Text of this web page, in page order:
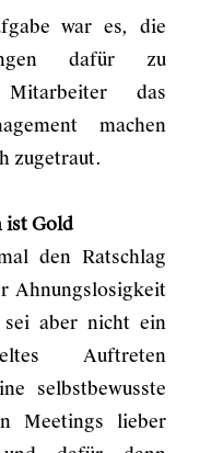
war es, die
dafür zu
das
machen
zugetraut.
ist Gold
den Ratschlag
Ahnungslosigkeit
aber nicht ein
Auftreten
selbstbewusste
Meetings lieber